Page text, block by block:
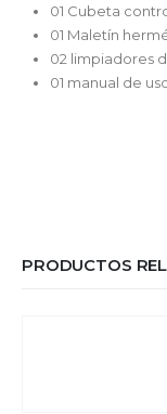
01 Cubeta
01 Maletín
02 limpiadores
01 manual de
PRODUCTOS